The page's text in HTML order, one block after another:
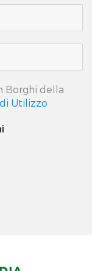
Borghi della
Utilizzo